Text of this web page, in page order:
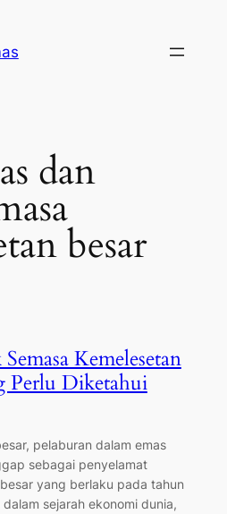
dan
besar
Kemelesetan
Perlu Diketahui
pelaburan dalam emas
sebagai penyelamat
yang berlaku pada tahun
sejarah ekonomi dunia,